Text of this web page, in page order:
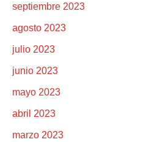
septiembre 2023
agosto 2023
julio 2023
junio 2023
mayo 2023
abril 2023
marzo 2023